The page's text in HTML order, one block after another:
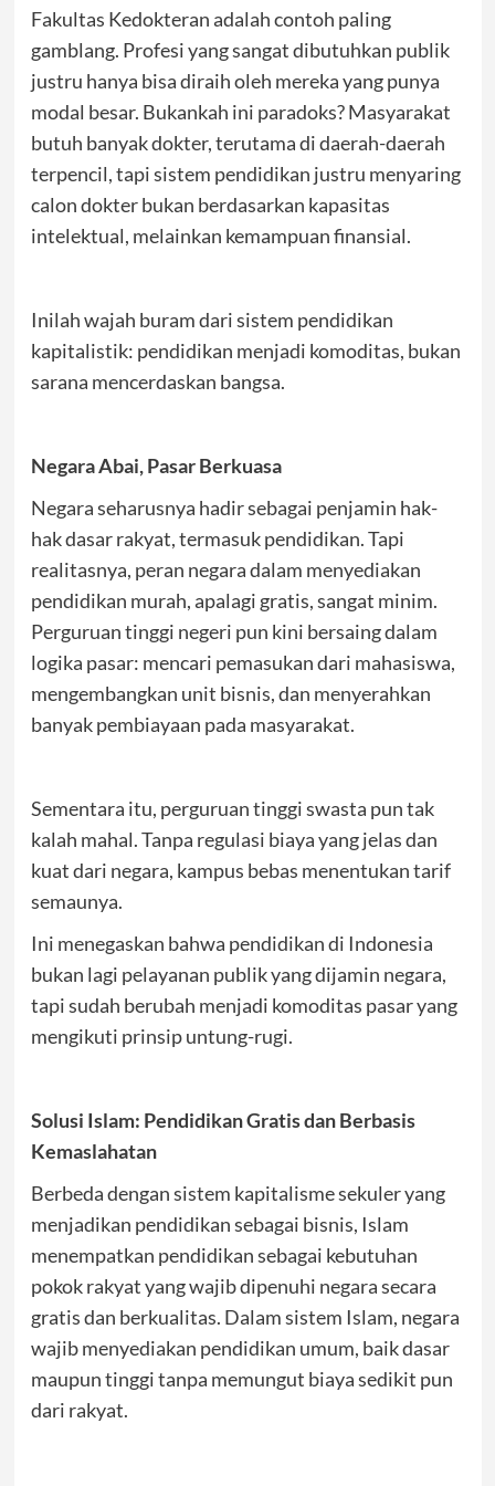
Fakultas Kedokteran adalah contoh paling
gamblang. Profesi yang sangat dibutuhkan publik
justru hanya bisa diraih oleh mereka yang punya
modal besar. Bukankah ini paradoks? Masyarakat
butuh banyak dokter, terutama di daerah-daerah
terpencil, tapi sistem pendidikan justru menyaring
calon dokter bukan berdasarkan kapasitas
intelektual, melainkan kemampuan finansial.
Inilah wajah buram dari sistem pendidikan
kapitalistik: pendidikan menjadi komoditas, bukan
sarana mencerdaskan bangsa.
Negara Abai, Pasar Berkuasa
Negara seharusnya hadir sebagai penjamin hak-
hak dasar rakyat, termasuk pendidikan. Tapi
realitasnya, peran negara dalam menyediakan
pendidikan murah, apalagi gratis, sangat minim.
Perguruan tinggi negeri pun kini bersaing dalam
logika pasar: mencari pemasukan dari mahasiswa,
mengembangkan unit bisnis, dan menyerahkan
banyak pembiayaan pada masyarakat.
Sementara itu, perguruan tinggi swasta pun tak
kalah mahal. Tanpa regulasi biaya yang jelas dan
kuat dari negara, kampus bebas menentukan tarif
semaunya.
Ini menegaskan bahwa pendidikan di Indonesia
bukan lagi pelayanan publik yang dijamin negara,
tapi sudah berubah menjadi komoditas pasar yang
mengikuti prinsip untung-rugi.
Solusi Islam: Pendidikan Gratis dan Berbasis
Kemaslahatan
Berbeda dengan sistem kapitalisme sekuler yang
menjadikan pendidikan sebagai bisnis, Islam
menempatkan pendidikan sebagai kebutuhan
pokok rakyat yang wajib dipenuhi negara secara
gratis dan berkualitas. Dalam sistem Islam, negara
wajib menyediakan pendidikan umum, baik dasar
maupun tinggi tanpa memungut biaya sedikit pun
dari rakyat.